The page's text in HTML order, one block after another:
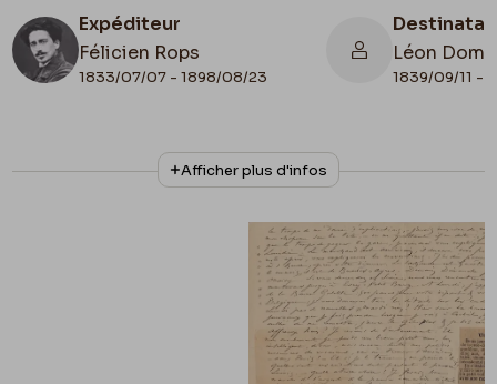
Expéditeur
Félicien Rops
1833/07/07 - 1898/08/23
Léon
1839/09/11 -
N° d'inventaire
II/6655/468/198
Collationnage
Autographe
Belgique, Bruxelles, Bibliothèque royale de
Belgique, Cabinet des Manuscrits
Apostille
mai 1887?
Afficher plus d'infos